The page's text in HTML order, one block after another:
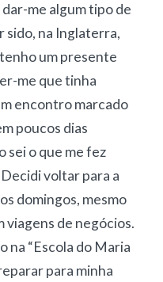
me algum tipo de
sido, na Inglaterra,
tenho um presente
me que tinha
encontro marcado
poucos dias
sei o que me fez
voltar para a
domingos, mesmo
viagens de negócios.
na “Escola do Maria
para minha